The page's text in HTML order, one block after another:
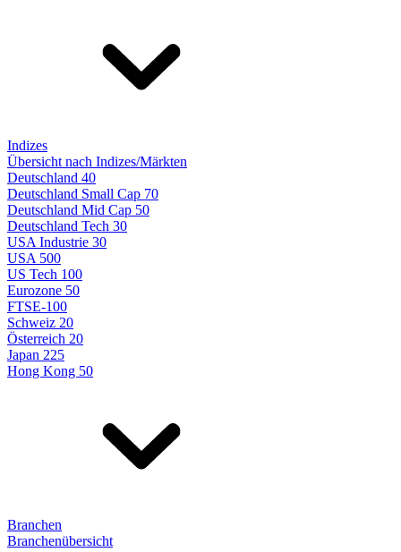
Indizes
Übersicht nach Indizes/Märkten
Deutschland 40
Deutschland Small Cap 70
Deutschland Mid Cap 50
Deutschland Tech 30
USA Industrie 30
USA 500
US Tech 100
Eurozone 50
FTSE-100
Schweiz 20
Österreich 20
Japan 225
Hong Kong 50
Branchen
Branchenübersicht